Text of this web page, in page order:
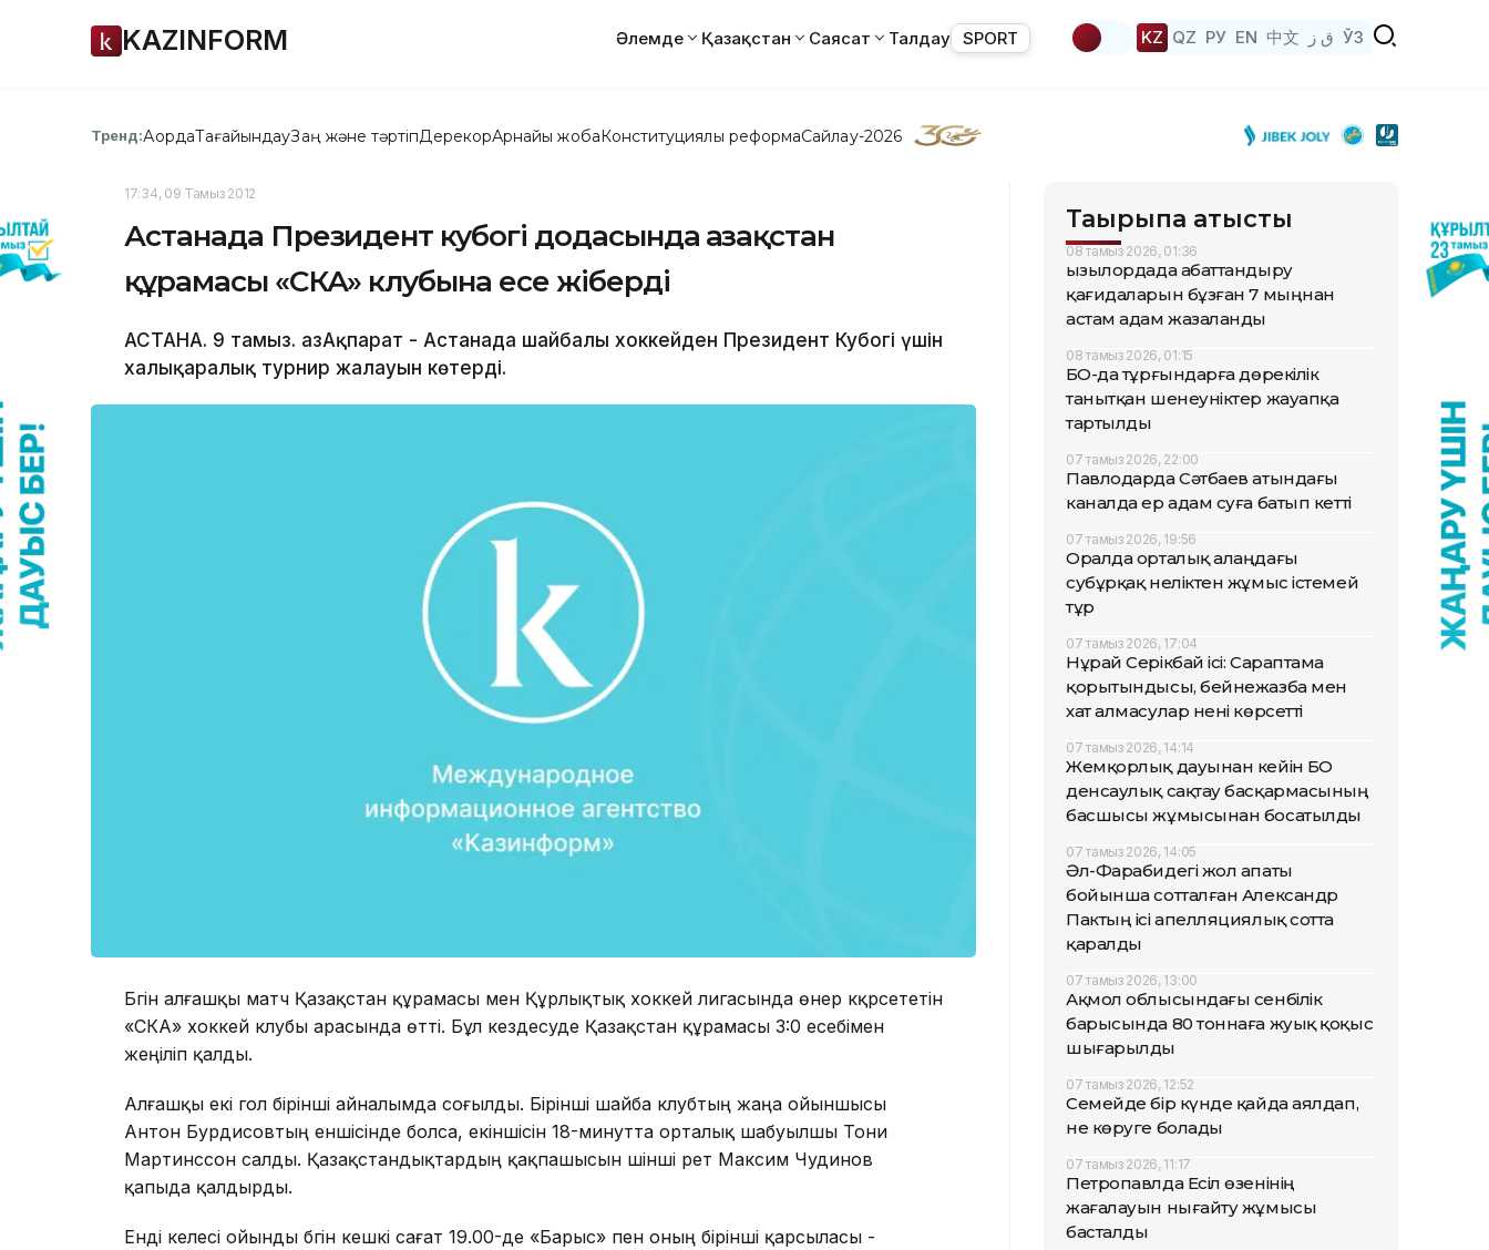
KAZINFORM Әлемде Қазақстан Саясат Талдау SPORT KZ QZ РУ EN 中文 ق ز ЎЗ
Тренд:АқордаТағайындауЗаң және тәртіпДерекқорАрнайы жобаКонституциялық реформаСайлау-2026
17:34, 09 Тамыз 2012
Астанада Президент кубогі додасында Қазақстан
құрамасы «СКА» клубына есе жіберді
АСТАНА. 9 тамыз. ҚазАқпарат - Астанада шайбалы хоккейден Президент Кубогі үшін
халықаралық турнир жалауын көтерді.
Бүгін алғашқы матч Қазақстан құрамасы мен Құрлықтық хоккей лигасында өнер кқрсететін
«СКА» хоккей клубы арасында өтті. Бұл кездесуде Қазақстан құрамасы 3:0 есебімен
жеңіліп қалды.
Алғашқы екі гол бірінші айналымда соғылды. Бірінші шайба клубтың жаңа ойыншысы
Антон Бурдисовтың еншісінде болса, екіншісін 18-минутта орталық шабуылшы Тони
Мартинссон салды. Қазақстандықтардың қақпашысын үшінші рет Максим Чудинов
қапыда қалдырды.
Енді келесі ойынды бүгін кешкі сағат 19.00-де «Барыс» пен оның бірінші қарсыласы -
Тақырыпқа қатысты
08 тамыз 2026, 01:36
Қызылордада абаттандыру
қағидаларын бұзған 7 мыңнан
астам адам жазаланды
08 тамыз 2026, 01:15
БҚО-да тұрғындарға дөрекілік
танытқан шенеуніктер жауапқа
тартылды
07 тамыз 2026, 22:00
Павлодарда Сәтбаев атындағы
каналда ер адам суға батып кетті
07 тамыз 2026, 19:56
Оралда орталық алаңдағы
субұрқақ неліктен жұмыс істемей
тұр
07 тамыз 2026, 17:04
Нұрай Серікбай ісі: Сараптама
қорытындысы, бейнежазба мен
хат алмасулар нені көрсетті
07 тамыз 2026, 14:14
Жемқорлық дауынан кейін БҚО
денсаулық сақтау басқармасының
басшысы жұмысынан босатылды
07 тамыз 2026, 14:05
Әл-Фарабидегі жол апаты
бойынша сотталған Александр
Пактың ісі апелляциялық сотта
қаралды
07 тамыз 2026, 13:00
Ақмол облысындағы сенбілік
барысында 80 тоннаға жуық қоқыс
шығарылды
07 тамыз 2026, 12:52
Семейде бір күнде қайда аялдап,
не көруге болады
07 тамыз 2026, 11:17
Петропавлда Есіл өзенінің
жағалауын нығайту жұмысы
басталды